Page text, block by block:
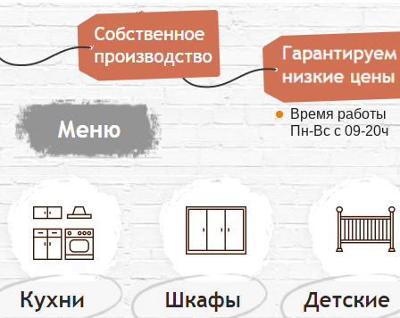
Время работы
Пн-Вс с 09-20ч